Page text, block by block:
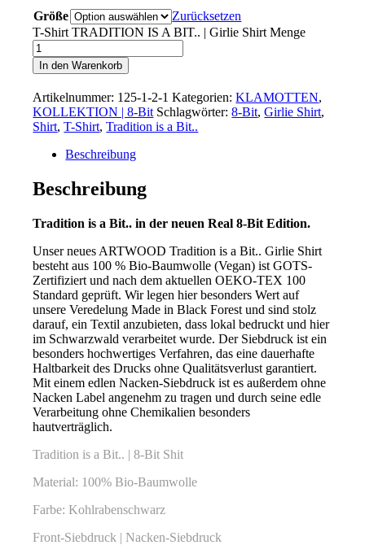
Größe
Zurücksetzen
T-Shirt TRADITION IS A BIT.. | Girlie Shirt Menge
In den Warenkorb
Artikelnummer: 125-1-2-1 Kategorien:KLAMOTTEN,
KOLLEKTION | 8-Bit Schlagwörter:8-Bit,Girlie Shirt,
Shirt,T-Shirt,Tradition is a Bit..
Beschreibung
Beschreibung
Tradition is a Bit.. in der neuen Real 8-Bit Edition.
Unser neues ARTWOOD Tradition is a Bit.. Girlie Shirt
besteht aus 100 % Bio-Baumwolle (Vegan) ist GOTS-
Zertifiziert und nach dem aktuellen OEKO-TEX 100
Standard geprüft. Wir legen hier besonders Wert auf
unsere Veredelung Made in Black Forest und sind stolz
darauf, ein Textil anzubieten, dass lokal bedruckt und hier
im Schwarzwald verarbeitet wurde. Der Siebdruck ist ein
besonders hochwertiges Verfahren, das eine dauerhafte
Haltbarkeit des Drucks ohne Qualitätsverlust garantiert.
Mit einem edlen Nacken-Siebdruck ist es außerdem ohne
Nacken Label angenehm zu tragen und durch seine edle
Verarbeitung ohne Chemikalien besonders
hautverträglich.
Tradition is a Bit.. | 8-Bit Shit
Material: 100% Bio-Baumwolle
Farbe: Kohlrabenschwarz
Front-Siebdruck | Nacken-Siebdruck